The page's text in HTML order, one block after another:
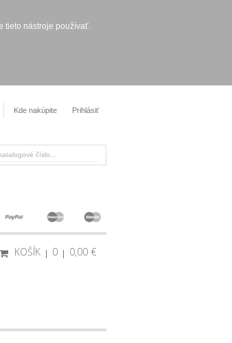
tieto nástroje používať.
Kde nakúpite Prihlásiť
KOŠÍK 0 0,00 €